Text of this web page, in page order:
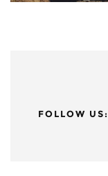
FOLLOW US: